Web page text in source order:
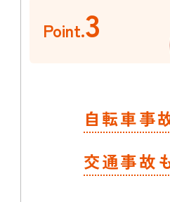
Point.3
自転車事
交通事故